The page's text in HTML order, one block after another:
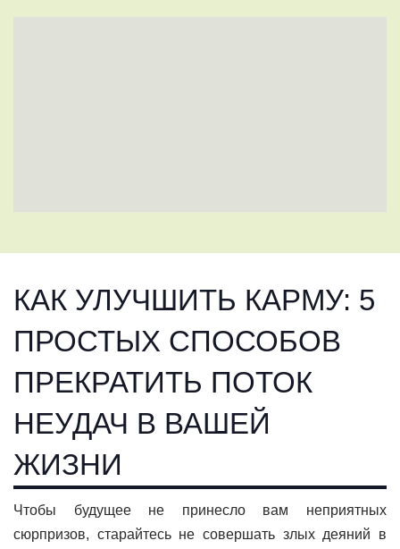
КАК УЛУЧШИТЬ КАРМУ: 5
ПРОСТЫХ СПОСОБОВ
ПРЕКРАТИТЬ ПОТОК
НЕУДАЧ В ВАШЕЙ
ЖИЗНИ
Чтобы будущее не принесло вам неприятных
сюрпризов, старайтесь не совершать злых деяний в